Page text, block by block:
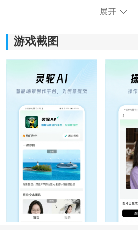
进入后点击我的
展开
游戏截图